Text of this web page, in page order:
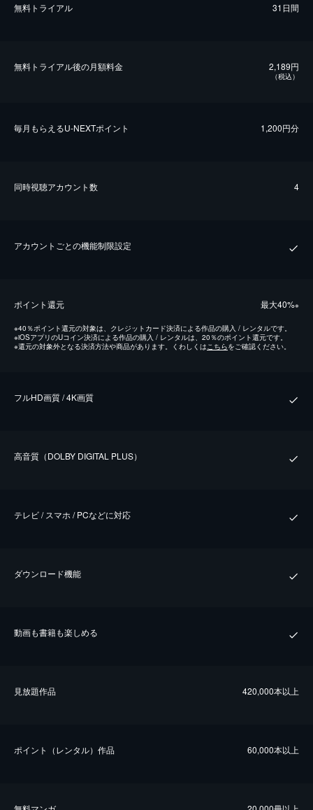
無料トライアル 31日間
無料トライアル後の⽉額料金 2,189円
（税込）
毎⽉もらえるU-NEXTポイント 1,200円分
同時視聴アカウント数 4
アカウントごとの機能制限設定
ポイント還元 最⼤40%※
※40％ポイント還元の対象は、クレジットカード決済による作品の購入 / レンタルです。
※iOSアプリのUコイン決済による作品の購入 / レンタルは、20％のポイント還元です。
※還元の対象外となる決済方法や商品があります。くわしくは こちらをご確認ください。
フルHD画質 / 4K画質
⾼⾳質（DOLBY DIGITAL PLUS）
テレビ / スマホ / PCなどに対応
ダウンロード機能
動画も書籍も楽しめる
⾒放題作品 420,000本以上
ポイント（レンタル）作品 60,000本以上